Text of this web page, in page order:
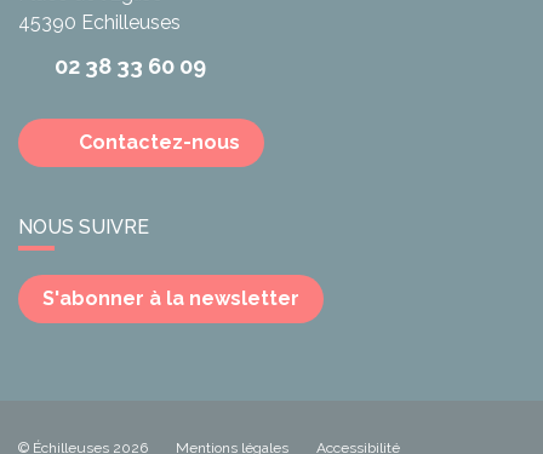
45390 Echilleuses
02 38 33 60 09
Contactez-nous
NOUS SUIVRE
S'abonner à la newsletter
© Échilleuses 2026 Mentions légales Accessibilité